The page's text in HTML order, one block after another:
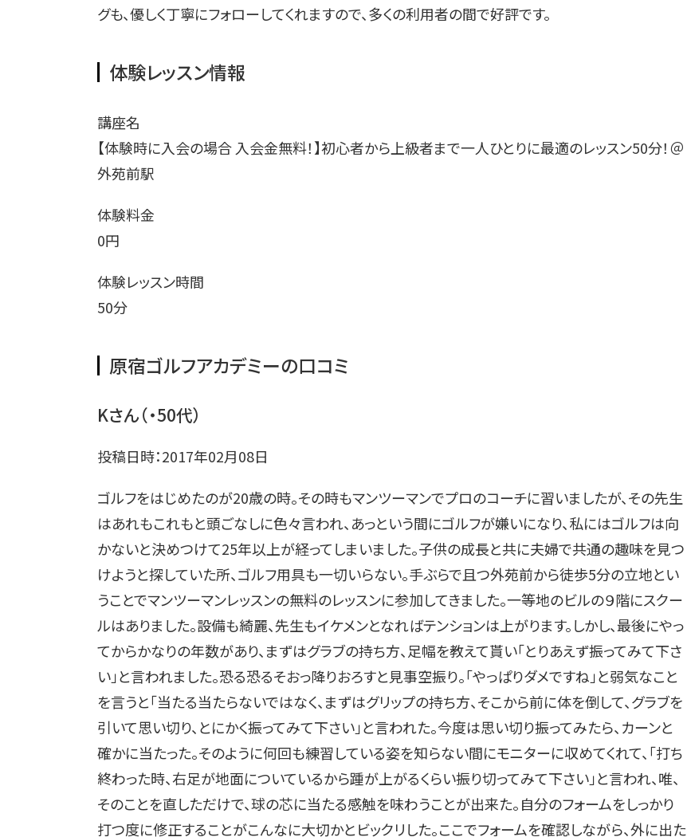
グも、優しく丁寧にフォローしてくれますので、多くの利用者の間で好評です。
体験レッスン情報
講座名
【体験時に入会の場合 入会金無料！】初心者から上級者まで一人ひとりに最適のレッスン50分！＠
外苑前駅
体験料金
0円
体験レッスン時間
50分
原宿ゴルフアカデミーの口コミ
Kさん（・50代）
投稿日時：2017年02月08日
ゴルフをはじめたのが20歳の時。その時もマンツーマンでプロのコーチに習いましたが、その先生
はあれもこれもと頭ごなしに色々言われ、あっという間にゴルフが嫌いになり、私にはゴルフは向
かないと決めつけて25年以上が経ってしまいました。子供の成長と共に夫婦で共通の趣味を見つ
けようと探していた所、ゴルフ用具も一切いらない。手ぶらで且つ外苑前から徒歩5分の立地とい
うことでマンツーマンレッスンの無料のレッスンに参加してきました。一等地のビルの９階にスクー
ルはありました。設備も綺麗、先生もイケメンとなればテンションは上がります。しかし、最後にやっ
てからかなりの年数があり、まずはグラブの持ち方、足幅を教えて貰い「とりあえず振ってみて下さ
い」と言われました。恐る恐るそおっ降りおろすと見事空振り。「やっぱりダメですね」と弱気なこと
を言うと「当たる当たらないではなく、まずはグリップの持ち方、そこから前に体を倒して、グラブを
引いて思い切り、とにかく振ってみて下さい」と言われた。今度は思い切り振ってみたら、カーンと
確かに当たった。そのように何回も練習している姿を知らない間にモニターに収めてくれて、「打ち
終わった時、右足が地面についているから踵が上がるくらい振り切ってみて下さい」と言われ、唯、
そのことを直しただけで、球の芯に当たる感触を味わうことが出来た。自分のフォームをしっかり
打つ度に修正することがこんなに大切かとビックリした。ここでフォームを確認しながら、外に出た